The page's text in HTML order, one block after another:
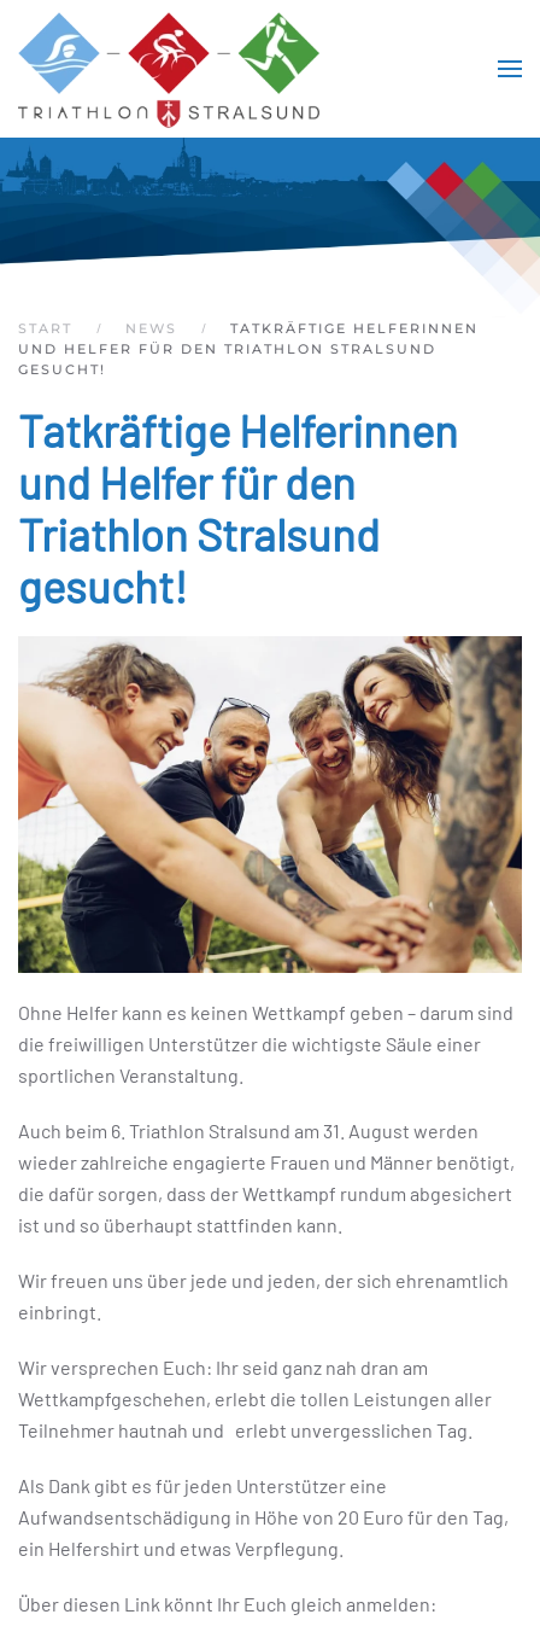
Skip to main content
START NEWS
TATKRÄFTIGE HELFERINNEN
UND HELFER FÜR DEN TRIATHLON STRALSUND
GESUCHT!
Tatkräftige Helferinnen
und Helfer für den
Triathlon Stralsund
gesucht!
Ohne Helfer kann es keinen Wettkampf geben – darum sind
die freiwilligen Unterstützer die wichtigste Säule einer
sportlichen Veranstaltung.
Auch beim 6. Triathlon Stralsund am 31. August werden
wieder zahlreiche engagierte Frauen und Männer benötigt,
die dafür sorgen, dass der Wettkampf rundum abgesichert
ist und so überhaupt stattfinden kann.
Wir freuen uns über jede und jeden, der sich ehrenamtlich
einbringt.
Wir versprechen Euch: Ihr seid ganz nah dran am
Wettkampfgeschehen, erlebt die tollen Leistungen aller
Teilnehmer hautnah und erlebt unvergesslichen Tag.
Als Dank gibt es für jeden Unterstützer eine
Aufwandsentschädigung in Höhe von 20 Euro für den Tag,
ein Helfershirt und etwas Verpflegung.
Über diesen Link könnt Ihr Euch gleich anmelden: